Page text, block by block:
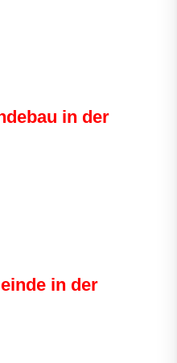
in der
in der